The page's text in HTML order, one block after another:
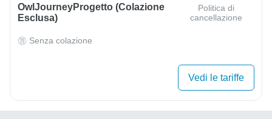
OwlJourneyProgetto (colazione
Esclusa)
Politica di
cancellazione
Senza colazione
Vedi le tariffe